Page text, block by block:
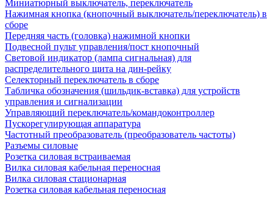
Миниатюрный выключатель, переключатель
Нажимная кнопка (кнопочный выключатель/переключатель) в
сборе
Передняя часть (головка) нажимной кнопки
Подвесной пульт управления/пост кнопочный
Световой индикатор (лампа сигнальная) для
распределительного щита на дин-рейку
Селекторный переключатель в сборе
Табличка обозначения (шильдик-вставка) для устройств
управления и сигнализации
Управляющий переключатель/командоконтроллер
Пускорегулирующая аппаратура
Частотный преобразователь (преобразователь частоты)
Разъемы силовые
Розетка силовая встраиваемая
Вилка силовая кабельная переносная
Вилка силовая стационарная
Розетка силовая кабельная переносная